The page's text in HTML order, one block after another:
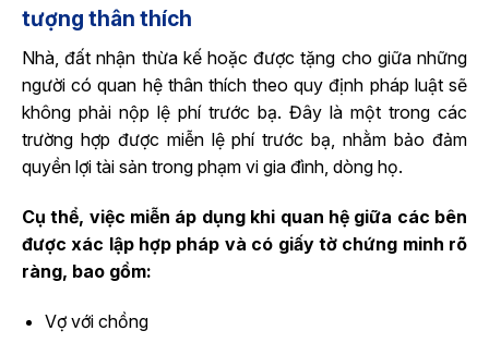
tượng thân thích
Nhà, đất nhận thừa kế hoặc được tặng cho giữa những
người có quan hệ thân thích theo quy định pháp luật sẽ
không phải nộp lệ phí trước bạ. Đây là một trong các
trường hợp được miễn lệ phí trước bạ, nhằm bảo đảm
quyền lợi tài sản trong phạm vi gia đình, dòng họ.
Cụ thể, việc miễn áp dụng khi quan hệ giữa các bên
được xác lập hợp pháp và có giấy tờ chứng minh rõ
ràng, bao gồm:
Vợ với chồng